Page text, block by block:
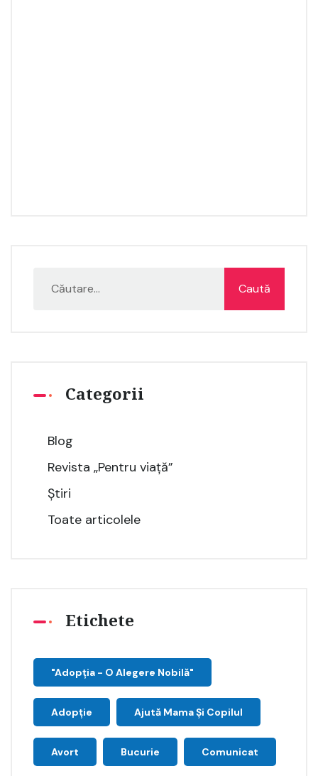
Categorii
Blog
Revista „Pentru viață”
Știri
Toate articolele
Etichete
"Adopţia - O Alegere Nobilă"
Adopție Ajută Mama Și Copilul
Avort Bucurie Comunicat